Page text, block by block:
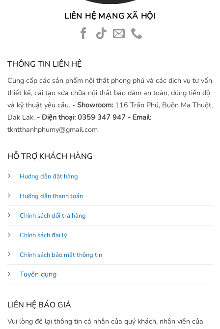
LIÊN HỆ MẠNG XÃ HỘI
THÔNG TIN LIÊN HỆ
Cung cấp các sản phẩm nội thất phong phú và các dịch vụ tư vấn
thiết kế, cải tạo sửa chữa nội thất bảo đảm an toàn, đúng tiến độ
và kỹ thuật yêu cầu. - Showroom: 116 Trần Phú, Buôn Ma Thuột,
Dak Lak. - Điện thoại: 0359 347 947 - Email:
tkntthanhphumy@gmail.com
HỖ TRỢ KHÁCH HÀNG
Hướng dẫn đặt hàng
Hướng dẫn thanh toán
Chính sách đổi trả hàng
Chính sách đại lý
Chính sách bảo mật thông tin
Tuyển dụng
LIÊN HỆ BÁO GIÁ
Vui lòng để lại thông tin cá nhân của quý khách, nhân viên của